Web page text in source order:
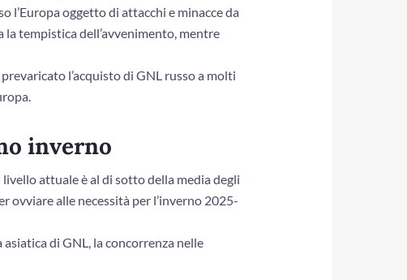
l’Europa oggetto di attacchi e minacce da
la tempistica dell’avvenimento, mentre
l’acquisto di GNL russo a molti
inverno
attuale è al di sotto della media degli
ovviare alle necessità per l’inverno 2025-
di GNL, la concorrenza nelle